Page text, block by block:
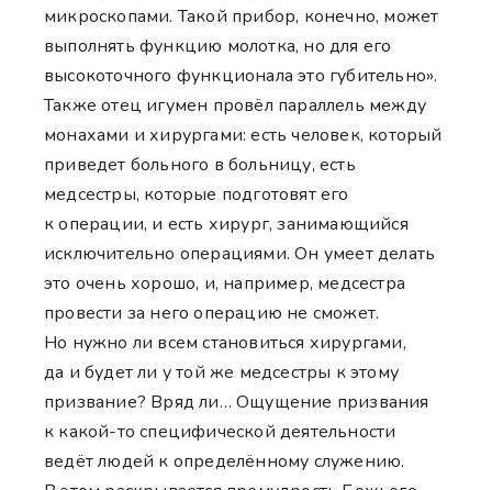
микроскопами. Такой прибор, конечно, может
выполнять функцию молотка, но для его
высокоточного функционала это губительно».
Также отец игумен провёл параллель между
монахами и хирургами: есть человек, который
приведет больного в больницу, есть
медсестры, которые подготовят его
к операции, и есть хирург, занимающийся
исключительно операциями. Он умеет делать
это очень хорошо, и, например, медсестра
провести за него операцию не сможет.
Но нужно ли всем становиться хирургами,
да и будет ли у той же медсестры к этому
призвание? Вряд ли… Ощущение призвания
к какой-то специфической деятельности
ведёт людей к определённому служению.